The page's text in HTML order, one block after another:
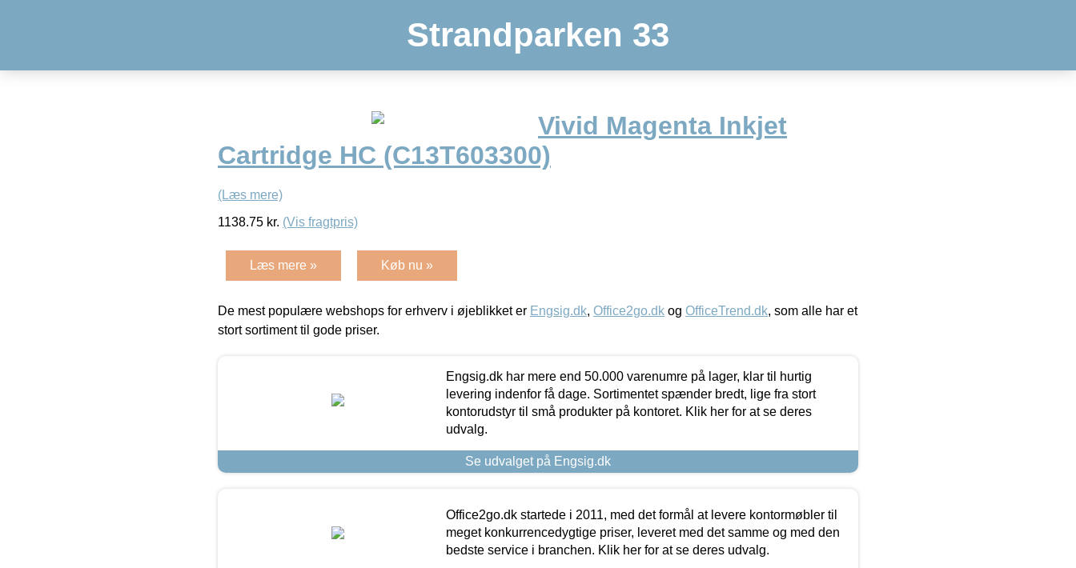
Strandparken 33
Vivid Magenta Inkjet
Cartridge HC (C13T603300)
(Læs mere)
1138.75 kr. (Vis fragtpris)
Læs mere » Køb nu »
De mest populære webshops for erhverv i øjeblikket er Engsig.dk, Office2go.dk og OfficeTrend.dk, som alle har et
stort sortiment til gode priser.
Engsig.dk har mere end 50.000 varenumre på lager, klar til hurtig
levering indenfor få dage. Sortimentet spænder bredt, lige fra stort
kontorudstyr til små produkter på kontoret. Klik her for at se deres
udvalg.
Se udvalget på Engsig.dk
Office2go.dk startede i 2011, med det formål at levere kontormøbler til
meget konkurrencedygtige priser, leveret med det samme og med den
bedste service i branchen. Klik her for at se deres udvalg.